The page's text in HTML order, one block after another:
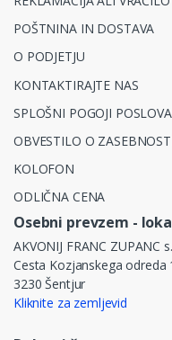
POŠTNINA IN DOSTAVA
O PODJETJU
KONTAKTIRAJTE NAS
SPLOŠNI POGOJI
OBVESTILO O
KOLOFON
ODLIČNA CENA
Osebni prevzem -
AKVONIJ FRANC ZUPANC
Cesta Kozjanskega odreda
3230 Šentjur
Kliknite za zemljevid